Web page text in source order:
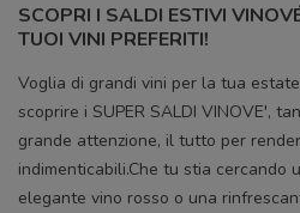
SCOPRI I SALDI ESTIVI
TUOI VINI PREFERITI!
Voglia di grandi vini per la tua
scoprire i SUPER SALDI VINOVE',
grande attenzione, il tutto per
indimenticabili.Che tu stia cercando
elegante vino rosso o una